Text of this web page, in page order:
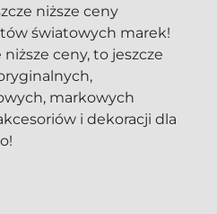
niższe ceny
światowych marek!
niższe ceny, to jeszcze
markowych
i dekoracji dla